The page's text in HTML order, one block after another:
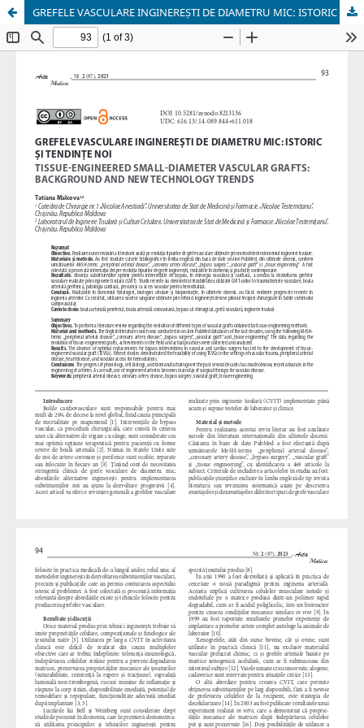
GREFELE VASCULARE INGINEREȘTI DE DIAMETRU MIC: ISTORIC ȘI TENDINȚE NOI